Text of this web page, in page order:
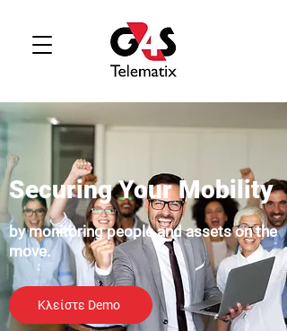
Securing Your Mobility
by monitoring people and assets on the
move.
Κλείστε Demo